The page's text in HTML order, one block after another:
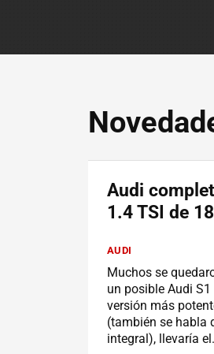
Audi
1.4 TSI de
AUDI
Muchos se
un posible Audi
versión más
(también se habla
integral), llevaría